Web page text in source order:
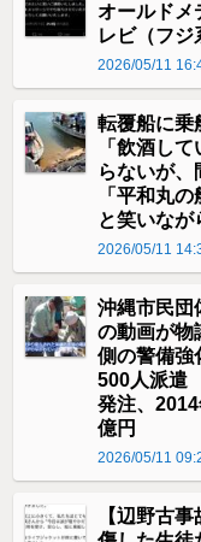
オールドメ
レビ（フジ
2026/05/11
転覆船に乗
「飲酒し
らないが、
「平和丸
と笑いなが
2026/05/11
沖縄市民団
の動画が
側の警備
500人派遣
発注、
億円
2026/05/11
【辺野古